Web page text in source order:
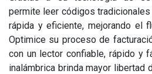
permite leer códigos
rápida y eficiente, mejorando el
Optimice su proceso de
con un lector confiable, rápido y
inalámbrica brinda mayor libertad